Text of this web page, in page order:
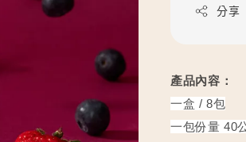
分享
產品內容：
一盒 / 8包
一包份量 40